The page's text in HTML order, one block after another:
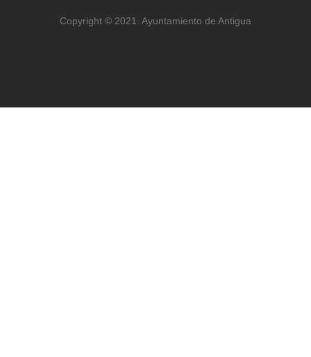
Copyright © 2021. Ayuntamiento de Antigua